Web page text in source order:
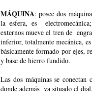
MÁQUINA: posee dos
la esfera, es
externos mueve el tren de
inferior, totalmente mecánica,
básicamente formado por ejes,
y base de hierro fundido.
Las dos máquinas se
donde además va situado el